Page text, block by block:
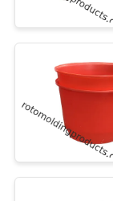
ทัวร์
โรงงาน
ควบคุม
คุณภาพ
ถังจ่